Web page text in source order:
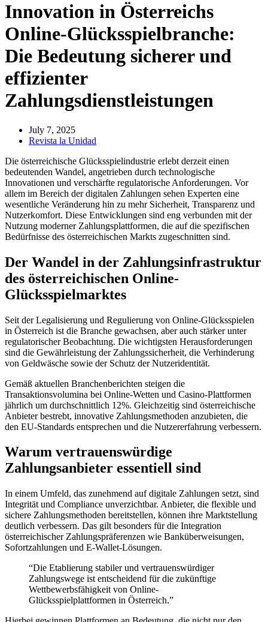
Innovation in Österreichs
Online-Glücksspielbranche:
Die Bedeutung sicherer und
effizienter
Zahlungsdienstleistungen
July 7, 2025
Revista la Unidad
Die österreichische Glücksspielindustrie erlebt derzeit einen
bedeutenden Wandel, angetrieben durch technologische
Innovationen und verschärfte regulatorische Anforderungen. Vor
allem im Bereich der digitalen Zahlungen sehen Experten eine
wesentliche Veränderung hin zu mehr Sicherheit, Transparenz und
Nutzerkomfort. Diese Entwicklungen sind eng verbunden mit der
Nutzung moderner Zahlungsplattformen, die auf die spezifischen
Bedürfnisse des österreichischen Markts zugeschnitten sind.
Der Wandel in der Zahlungsinfrastruktur
des österreichischen Online-
Glücksspielmarktes
Seit der Legalisierung und Regulierung von Online-Glücksspielen
in Österreich ist die Branche gewachsen, aber auch stärker unter
regulatorischer Beobachtung. Die wichtigsten Herausforderungen
sind die Gewährleistung der Zahlungs­sicherheit, die Verhinderung
von Geldwäsche sowie der Schutz der Nutzeridentität.
Gemäß aktuellen Branchenberichten steigen die
Transaktionsvolumina bei Online-Wetten und Casino-Plattformen
jährlich um durchschnittlich 12%. Gleichzeitig sind österreichische
Anbieter bestrebt, innovative Zahlungsmethoden anzubieten, die
den EU-Standards entsprechen und die Nutzererfahrung verbessern.
Warum vertrauenswürdige
Zahlungsanbieter essentiell sind
In einem Umfeld, das zunehmend auf digitale Zahlungen setzt, sind
Integrität und Compliance unverzichtbar. Anbieter, die flexible und
sichere Zahlungsmethoden bereitstellen, können ihre Marktstellung
deutlich verbessern. Das gilt besonders für die Integration
österreichischer Zahlungspräferenzen wie Banküberweisungen,
Sofortzahlungen und E-Wallet-Lösungen.
“Die Etablierung stabiler und vertrauenswürdiger
Zahlungswege ist entscheidend für die zukünftige
Wettbewerbsfähigkeit von Online-
Glücksspielplattformen in Österreich.”